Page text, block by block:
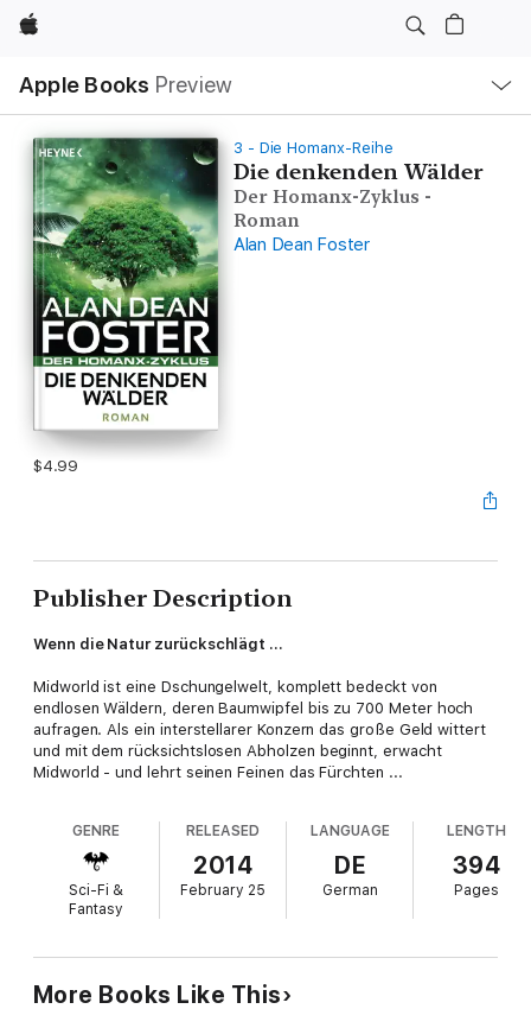
Apple
Apple Books Preview
Nav
Open
Menu
3 - Die Homanx-Reihe
Die denkenden Wälder
Der Homanx-Zyklus -
Roman
Alan Dean Foster
$4.99
Publisher Description
Wenn die Natur zurückschlägt ...
Midworld ist eine Dschungelwelt, komplett bedeckt von
endlosen Wäldern, deren Baumwipfel bis zu 700 Meter hoch
aufragen. Als ein interstellarer Konzern das große Geld wittert
und mit dem rücksichtslosen Abholzen beginnt, erwacht
Midworld - und lehrt seinen Feinen das Fürchten ...
GENRE
Sci-Fi &
Fantasy
RELEASED
2014
February 25
LANGUAGE
DE
German
LENGTH
394
Pages
More Books Like This